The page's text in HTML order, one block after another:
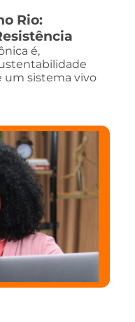
Rio:
é,
um sistema vivo